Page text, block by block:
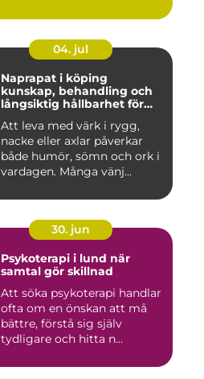
04. jul
Naprapat i köping
kunskap, behandling och
långsiktig hållbarhet för
Att leva med värk i rygg,
nacke eller axlar påverkar
både humör, sömn och ork i
vardagen. Många vänj...
30. jun
Psykoterapi i lund när
samtal gör skillnad
Att söka psykoterapi handlar
ofta om en önskan att må
bättre, förstå sig själv
tydligare och hitta n...